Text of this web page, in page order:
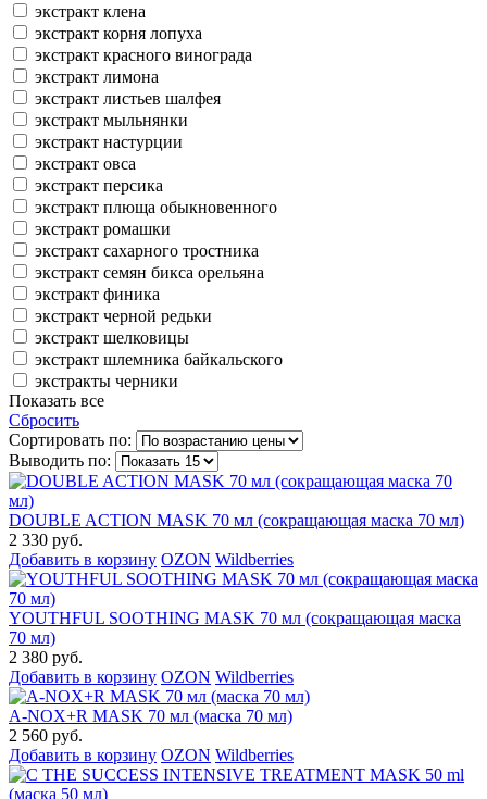
экстракт клена
экстракт корня лопуха
экстракт красного винограда
экстракт лимона
экстракт листьев шалфея
экстракт мыльнянки
экстракт настурции
экстракт овса
экстракт персика
экстракт плюща обыкновенного
экстракт ромашки
экстракт сахарного тростника
экстракт семян бикса орельяна
экстракт финика
экстракт черной редьки
экстракт шелковицы
экстракт шлемника байкальского
экстракты черники
Показать все
Сбросить
Сортировать по:
Выводить по:
DOUBLE ACTION MASK 70 мл (сокращающая маска 70 мл)
2 330 руб.
Добавить в корзину OZON Wildberries
YOUTHFUL SOOTHING MASK 70 мл (сокращающая маска
70 мл)
2 380 руб.
Добавить в корзину OZON Wildberries
A-NOX+R MASK 70 мл (маска 70 мл)
2 560 руб.
Добавить в корзину OZON Wildberries